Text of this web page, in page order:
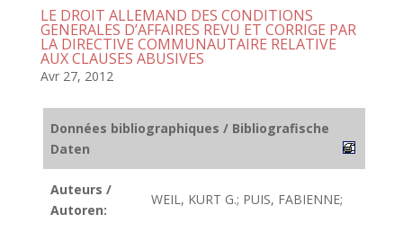
LE DROIT ALLEMAND DES CONDITIONS
GENERALES D’AFFAIRES REVU ET CORRIGE PAR
LA DIRECTIVE COMMUNAUTAIRE RELATIVE
AUX CLAUSES ABUSIVES
Avr 27, 2012
Données bibliographiques / Bibliografische
Daten
Auteurs /
Autoren:
WEIL, KURT G.; PUIS, FABIENNE;